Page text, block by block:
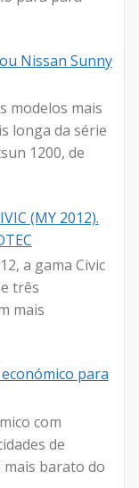
Nissan Sunny
modelos mais
longa da série
1200, de
(MY 2012).
a gama Civic
três
mais
para
com
de
mais barato do